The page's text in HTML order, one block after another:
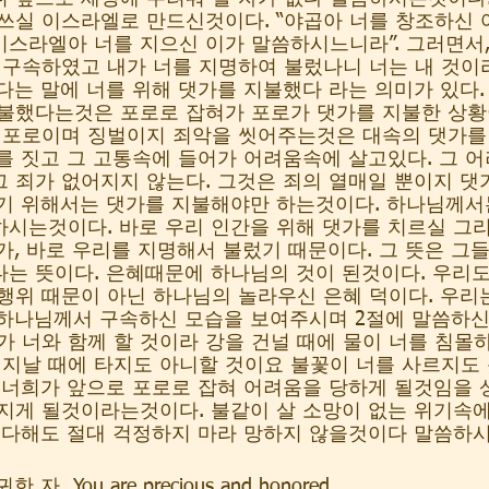
실 이스라엘로 만드신것이다. “야곱아 너를 창조하신
라엘아 너를 지으신 이가 말씀하시느니라”. 그러면
속하였고 내가 너를 지명하여 불렀나니 너는 내 것이
는 말에 너를 위해 댓가를 지불했다 라는 의미가 있다
했다는것은 포로로 잡혀가 포로가 댓가를 지불한 상
로이며 징벌이지 죄악을 씻어주는것은 대속의 댓가
짓고 그 고통속에 들어가 어려움속에 살고있다. 그
죄가 없어지지 않는다. 그것은 죄의 열매일 뿐이지 댓
위해서는 댓가를 지불해야만 하는것이다. 하나님께
시는것이다. 바로 우리 인간을 위해 댓가를 치르실 그
, 바로 우리를 지명해서 불렀기 때문이다. 그 뜻은 그
는 뜻이다. 은혜때문에 하나님의 것이 된것이다. 우리
위 때문이 아닌 하나님의 놀라우신 은혜 덕이다. 우리
나님께서 구속하신 모습을 보여주시며 2절에 말씀하
너와 함께 할 것이라 강을 건널 때에 물이 너를 침몰
날 때에 타지도 아니할 것이요 불꽃이 너를 사르지도
희가 앞으로 포로로 잡혀 어려움을 당하게 될것임을
게 될것이라는것이다. 불같이 살 소망이 없는 위기속
해도 절대 걱정하지 마라 망하지 않을것이다 말씀하